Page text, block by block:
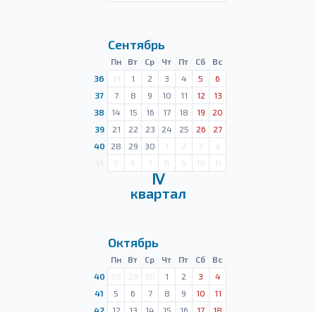
Сентябрь
Пн Вт Ср Чт Пт Сб
Вс
36
31 1 2 3 4 5
6
37
7 8 9 10 11 12
13
38
14 15 16 17 18 19
20
39
21 22 23 24 25 26
27
40
28 29 30 1 2 3
4
5 6 7 8 9 10 11
Ⅳ
квартал
Октябрь
Пн Вт Ср Чт Пт Сб
Вс
40
28 29 30 1 2 3
4
41
5 6 7 8 9 10
11
42
12 13 14 15 16 17
18